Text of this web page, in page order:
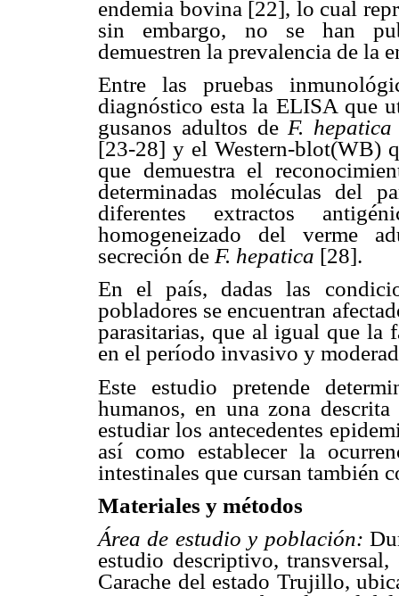
endemia bovina [22], lo cual
sin embargo, no se han
demuestren la prevalencia de la
Entre las pruebas
diagnóstico esta la ELISA que
gusanos adultos de F. hepatica
[23-28] y el Western-blot(WB)
que demuestra el
determinadas moléculas del
diferentes extractos
homogeneizado del verme
secreción de F. hepatica [28].
En el país, dadas las
pobladores se encuentran
parasitarias, que al igual que la
en el período invasivo y
Este estudio pretende
humanos, en una zona
estudiar los antecedentes
así como establecer la
intestinales que cursan también
Materiales y métodos
Área de estudio y población:
estudio descriptivo,
Carache del estado Trujillo,